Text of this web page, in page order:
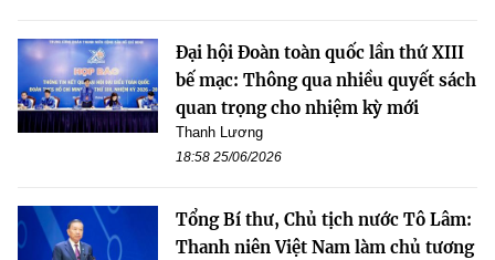
Đại hội Đoàn toàn quốc lần thứ XIII
bế mạc: Thông qua nhiều quyết sách
quan trọng cho nhiệm kỳ mới
Thanh Lương
18:58 25/06/2026
Tổng Bí thư, Chủ tịch nước Tô Lâm:
Thanh niên Việt Nam làm chủ tương